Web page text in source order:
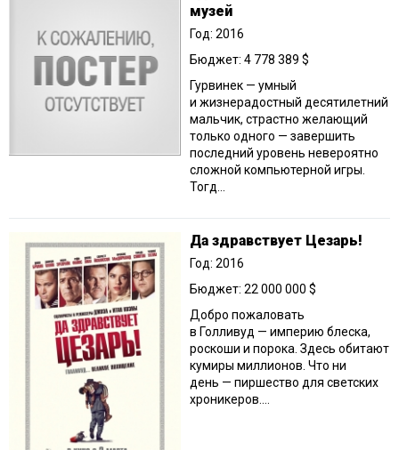
музей
Год: 2016
Бюджет: 4 778 389 $
Гурвинек — умный
и жизнерадостный десятилетний
мальчик, страстно желающий
только одного — завершить
последний уровень невероятно
сложной компьютерной игры.
Тогд...
Да здравствует Цезарь!
Год: 2016
Бюджет: 22 000 000 $
Добро пожаловать
в Голливуд — империю блеска,
роскоши и порока. Здесь обитают
кумиры миллионов. Что ни
день — пиршество для светских
хроникеров....